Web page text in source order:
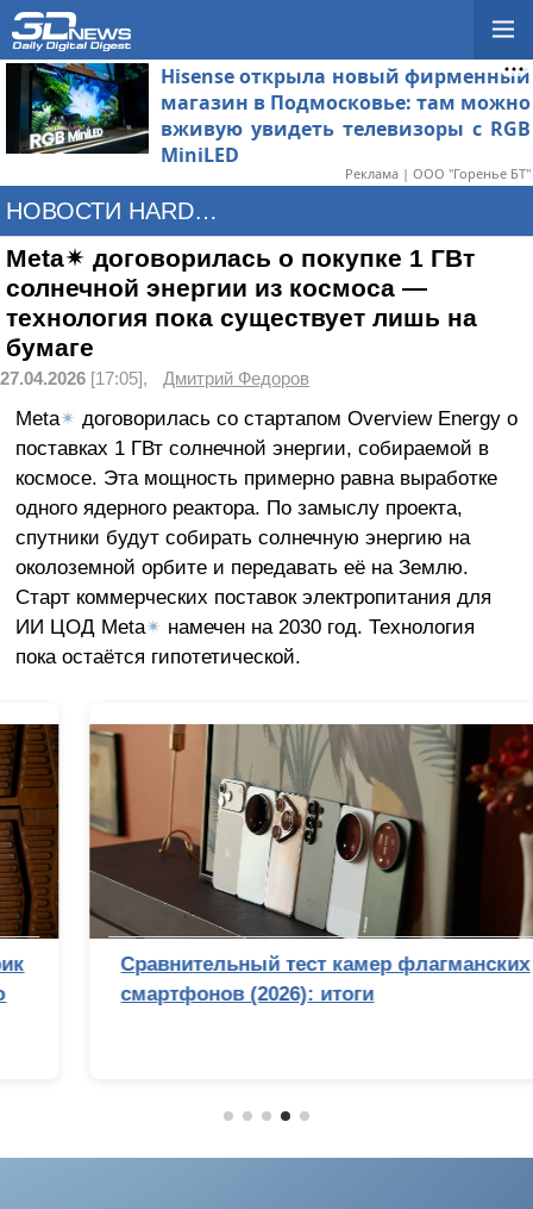
Hisense открыла новый фирменный
магазин в Подмосковье: там можно
вживую увидеть телевизоры с RGB
MiniLED
Реклама | ООО "Горенье БТ"
НОВОСТИ HARDWARE
Meta✴ договорилась о покупке 1 ГВт
солнечной энергии из космоса —
технология пока существует лишь на
бумаге
27.04.2026 [17:05], Дмитрий Федоров
Meta✴ договорилась со стартапом Overview Energy о
поставках 1 ГВт солнечной энергии, собираемой в
космосе. Эта мощность примерно равна выработке
одного ядерного реактора. По замыслу проекта,
спутники будут собирать солнечную энергию на
околоземной орбите и передавать её на Землю.
Старт коммерческих поставок электропитания для
ИИ ЦОД Meta✴ намечен на 2030 год. Технология
пока остаётся гипотетической.
Сравнительный тест камер флагманских
смартфонов (2026): итоги